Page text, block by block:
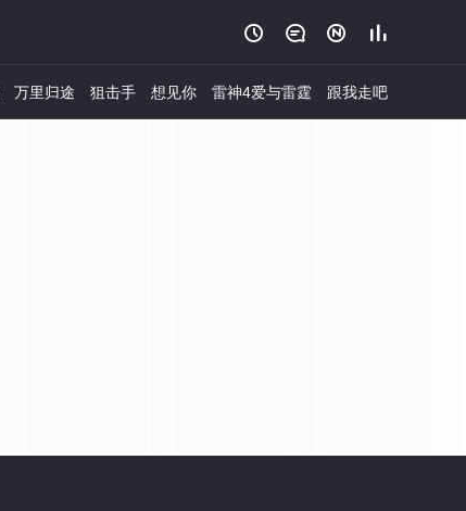
   
万里归途 狙击手 想见你 雷神4爱与雷霆 跟我走吧